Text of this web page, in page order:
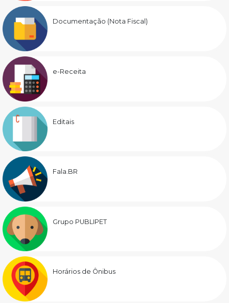
Documentação (Nota Fiscal)
e-Receita
Editais
Fala.BR
Grupo PUBLIPET
Horários de Ônibus